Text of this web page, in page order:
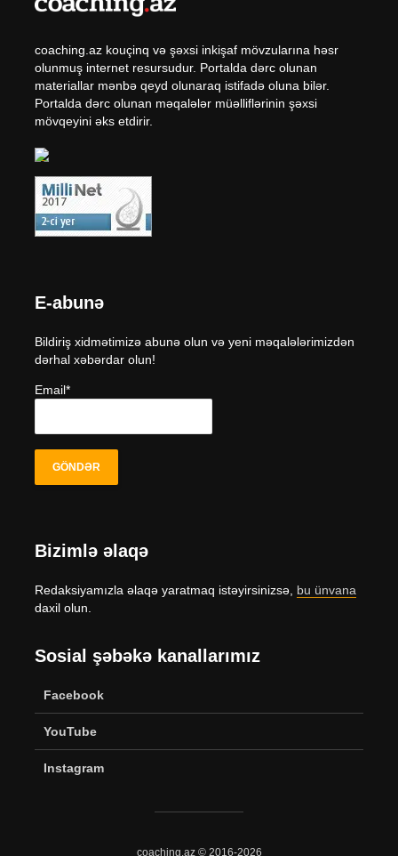
coaching.az kouçinq və şəxsi inkişaf mövzularına həsr
olunmuş internet resursudur. Portalda dərc olunan
materiallar mənbə qeyd olunaraq istifadə oluna bilər.
Portalda dərc olunan məqalələr müəlliflərinin şəxsi
mövqeyini əks etdirir.
E-abunə
Bildiriş xidmətimizə abunə olun və yeni məqalələrimizdən
dərhal xəbərdar olun!
Email*
Bizimlə əlaqə
Redaksiyamızla əlaqə yaratmaq istəyirsinizsə, bu ünvana
daxil olun.
Sosial şəbəkə kanallarımız
Facebook
YouTube
Instagram
coaching.az © 2016-2026